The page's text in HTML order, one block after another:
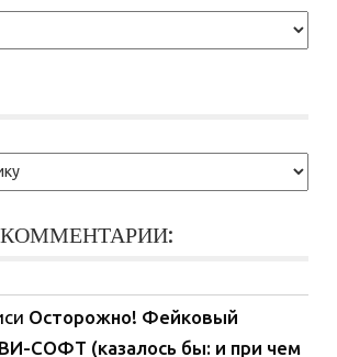
Осторожно! Фейковый
СОФТ (казалось бы: и при чем